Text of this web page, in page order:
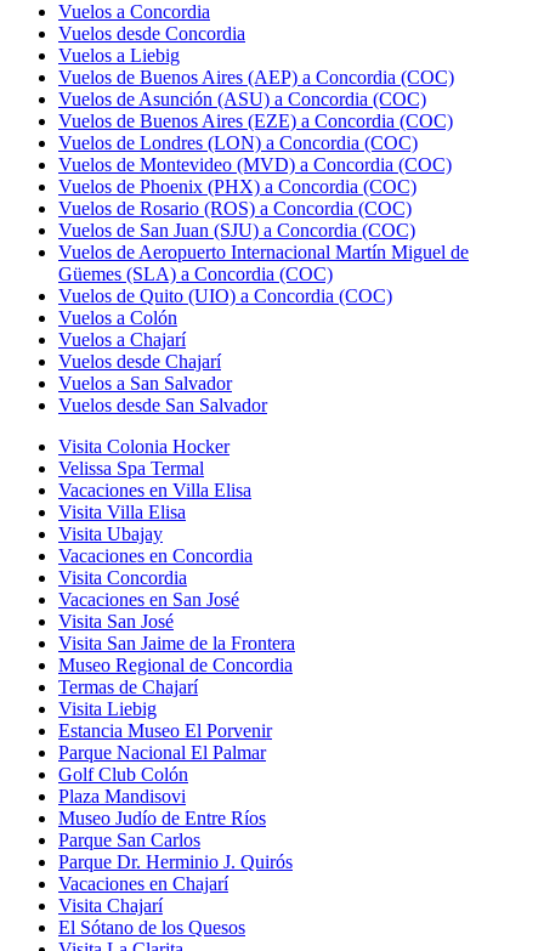
Vuelos a Concordia
Vuelos desde Concordia
Vuelos a Liebig
Vuelos de Buenos Aires (AEP) a Concordia (COC)
Vuelos de Asunción (ASU) a Concordia (COC)
Vuelos de Buenos Aires (EZE) a Concordia (COC)
Vuelos de Londres (LON) a Concordia (COC)
Vuelos de Montevideo (MVD) a Concordia (COC)
Vuelos de Phoenix (PHX) a Concordia (COC)
Vuelos de Rosario (ROS) a Concordia (COC)
Vuelos de San Juan (SJU) a Concordia (COC)
Vuelos de Aeropuerto Internacional Martín Miguel de
Güemes (SLA) a Concordia (COC)
Vuelos de Quito (UIO) a Concordia (COC)
Vuelos a Colón
Vuelos a Chajarí
Vuelos desde Chajarí
Vuelos a San Salvador
Vuelos desde San Salvador
Visita Colonia Hocker
Velissa Spa Termal
Vacaciones en Villa Elisa
Visita Villa Elisa
Visita Ubajay
Vacaciones en Concordia
Visita Concordia
Vacaciones en San José
Visita San José
Visita San Jaime de la Frontera
Museo Regional de Concordia
Termas de Chajarí
Visita Liebig
Estancia Museo El Porvenir
Parque Nacional El Palmar
Golf Club Colón
Plaza Mandisovi
Museo Judío de Entre Ríos
Parque San Carlos
Parque Dr. Herminio J. Quirós
Vacaciones en Chajarí
Visita Chajarí
El Sótano de los Quesos